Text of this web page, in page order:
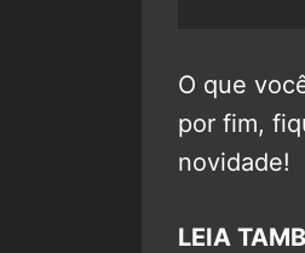
O que
por fim,
novidade!
LEIA